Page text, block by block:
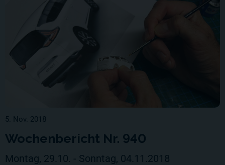
5. Nov. 2018
Wochenbericht Nr. 940
Montag, 29.10. - Sonntag, 04.11.2018